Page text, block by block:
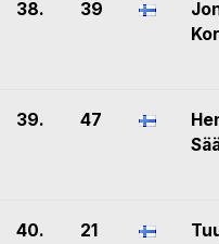
38. 39
39. 47
40. 21